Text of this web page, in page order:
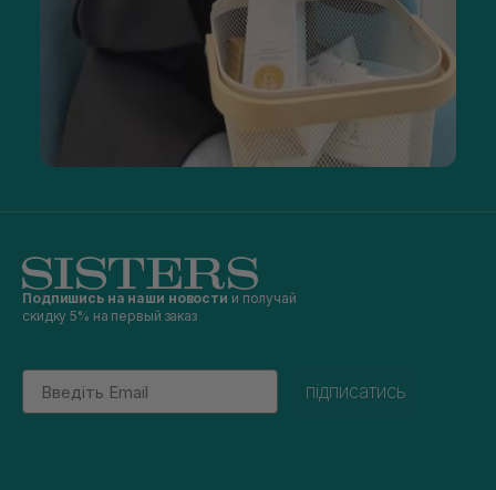
Подпишись на наши новости и получай
скидку 5% на первый заказ
Email
підписатись